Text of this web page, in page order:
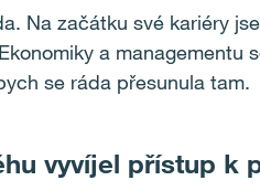
Na začátku své kariéry
a
se ráda přesunula tam.
vyvíjel přístup k